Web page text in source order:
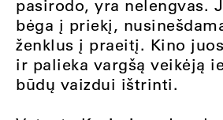
pasirodo, yra nelengvas.
bėga į priekį,
ženklus į praeitį. Kino
ir palieka vargšą veikėją
būdų vaizdui ištrinti.